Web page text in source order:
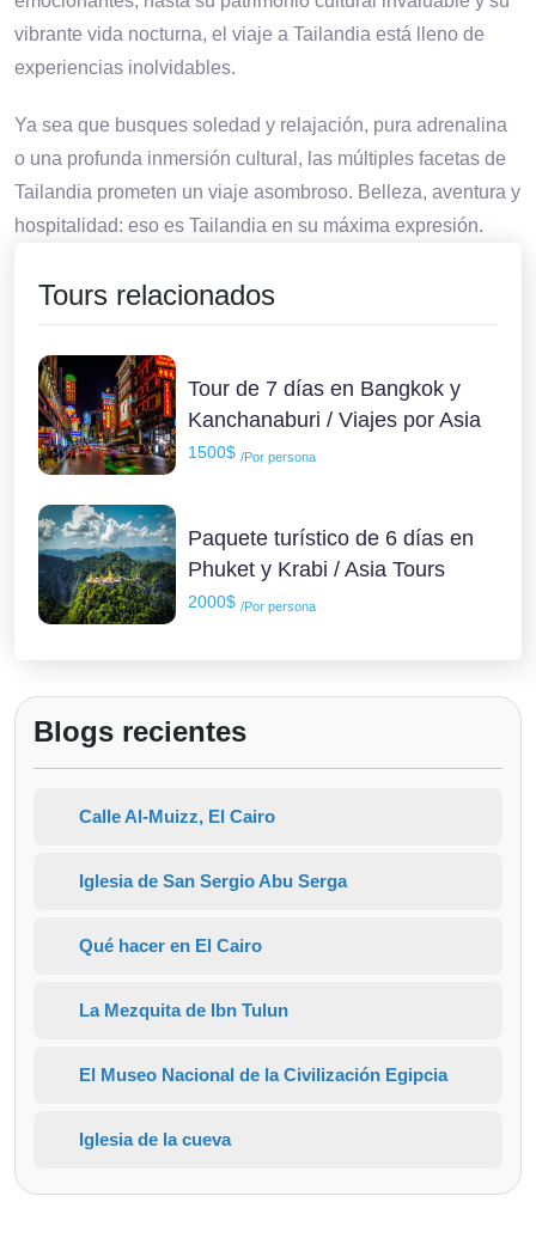
vibrante vida nocturna, el viaje a Tailandia está lleno de
experiencias inolvidables.
Ya sea que busques soledad y relajación, pura adrenalina
o una profunda inmersión cultural, las múltiples facetas de
Tailandia prometen un viaje asombroso. Belleza, aventura y
hospitalidad: eso es Tailandia en su máxima expresión.
Tours relacionados
Tour de 7 días en Bangkok y
Kanchanaburi / Viajes por Asia
1500$ /Por persona
Paquete turístico de 6 días en
Phuket y Krabi / Asia Tours
2000$ /Por persona
Blogs recientes
Calle Al-Muizz, El Cairo
Iglesia de San Sergio Abu Serga
Qué hacer en El Cairo
La Mezquita de Ibn Tulun
El Museo Nacional de la Civilización Egipcia
Iglesia de la cueva